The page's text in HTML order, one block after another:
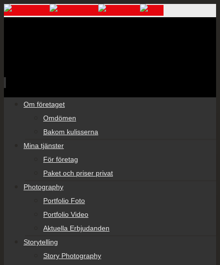
Om företaget
Omdömen
Bakom kulisserna
Mina tjänster
För företag
Paket och priser privat
Photography
Portfolio Foto
Portfolio Video
Aktuella Erbjudanden
Storytelling
Story Photography